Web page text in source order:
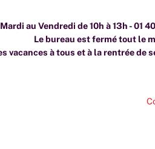
au Vendredi de 10h à 13h - 01
Le bureau est fermé tout le
vacances à tous et à la rentrée de